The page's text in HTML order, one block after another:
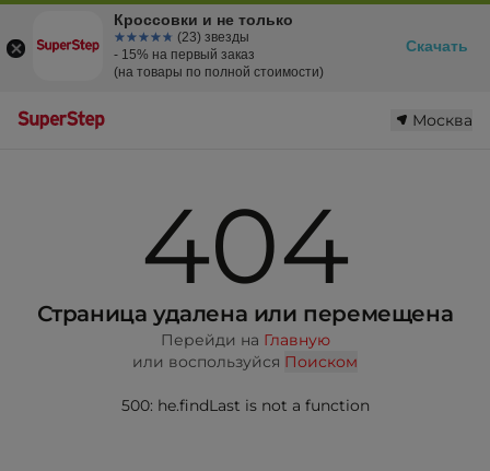
Москва
404
Страница удалена или перемещена
Перейди на Главную
или воспользуйся Поиском
500: he.findLast is not a function
Кроссовки и не только
☆☆☆☆☆
★★★★★ (23) звезды
- 15% на первый заказ
(на товары по полной стоимости)
Скачать